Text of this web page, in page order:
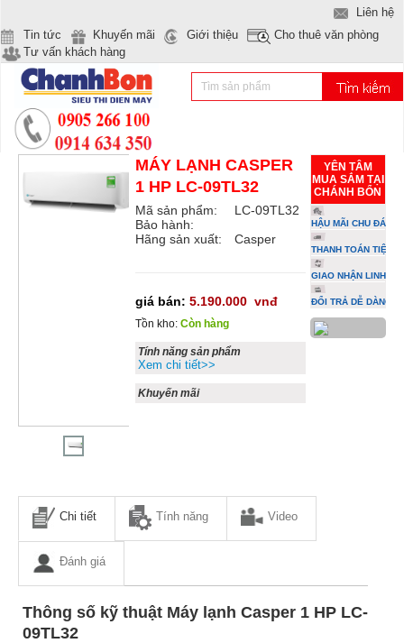
Liên hệ
Tin tức
Khuyến mãi Giới thiệu
Cho thuê văn phòng
Tư vấn khách hàng
MÁY LẠNH CASPER
1 HP LC-09TL32
Mã sản phẩm:
LC-09TL32
Bảo hành:
Hãng sản xuất:
Casper
giá bán: 5.190.000 vnđ
Tồn kho: Còn hàng
Tính năng sản phẩm
Xem chi tiết>>
Khuyến mãi
YÊN TÂM
MUA SẮM TẠI
CHÁNH BỔN
HẬU MÃI CHU ĐÁO
THANH TOÁN TIỆN
GIAO NHẬN LINH
ĐỔI TRẢ DỄ DÀNG
Chi tiết Tính năng Video
Đánh giá
Thông số kỹ thuật Máy lạnh Casper 1 HP LC-
09TL32